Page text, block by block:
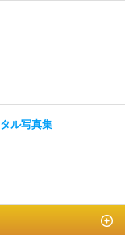
ル写真集